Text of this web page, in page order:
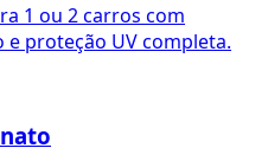
1 ou 2 carros com
proteção UV completa.